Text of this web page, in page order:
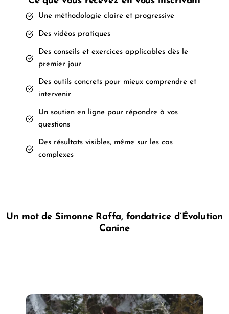
Une méthodologie claire et progressive
Des vidéos pratiques
Des conseils et exercices applicables dès le
premier jour
Des outils concrets pour mieux comprendre et
intervenir
Un soutien en ligne pour répondre à vos
questions
Des résultats visibles, même sur les cas
complexes
Un mot de Simonne Raffa, fondatrice d’Évolution
Canine